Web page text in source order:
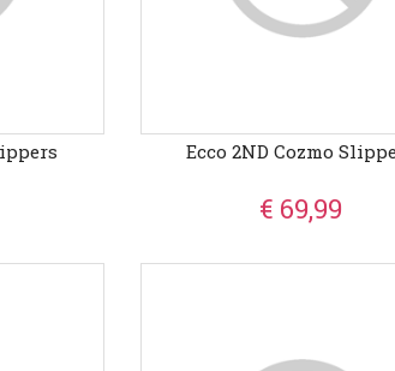
Ecco 2ND Cozmo
€ 69,99